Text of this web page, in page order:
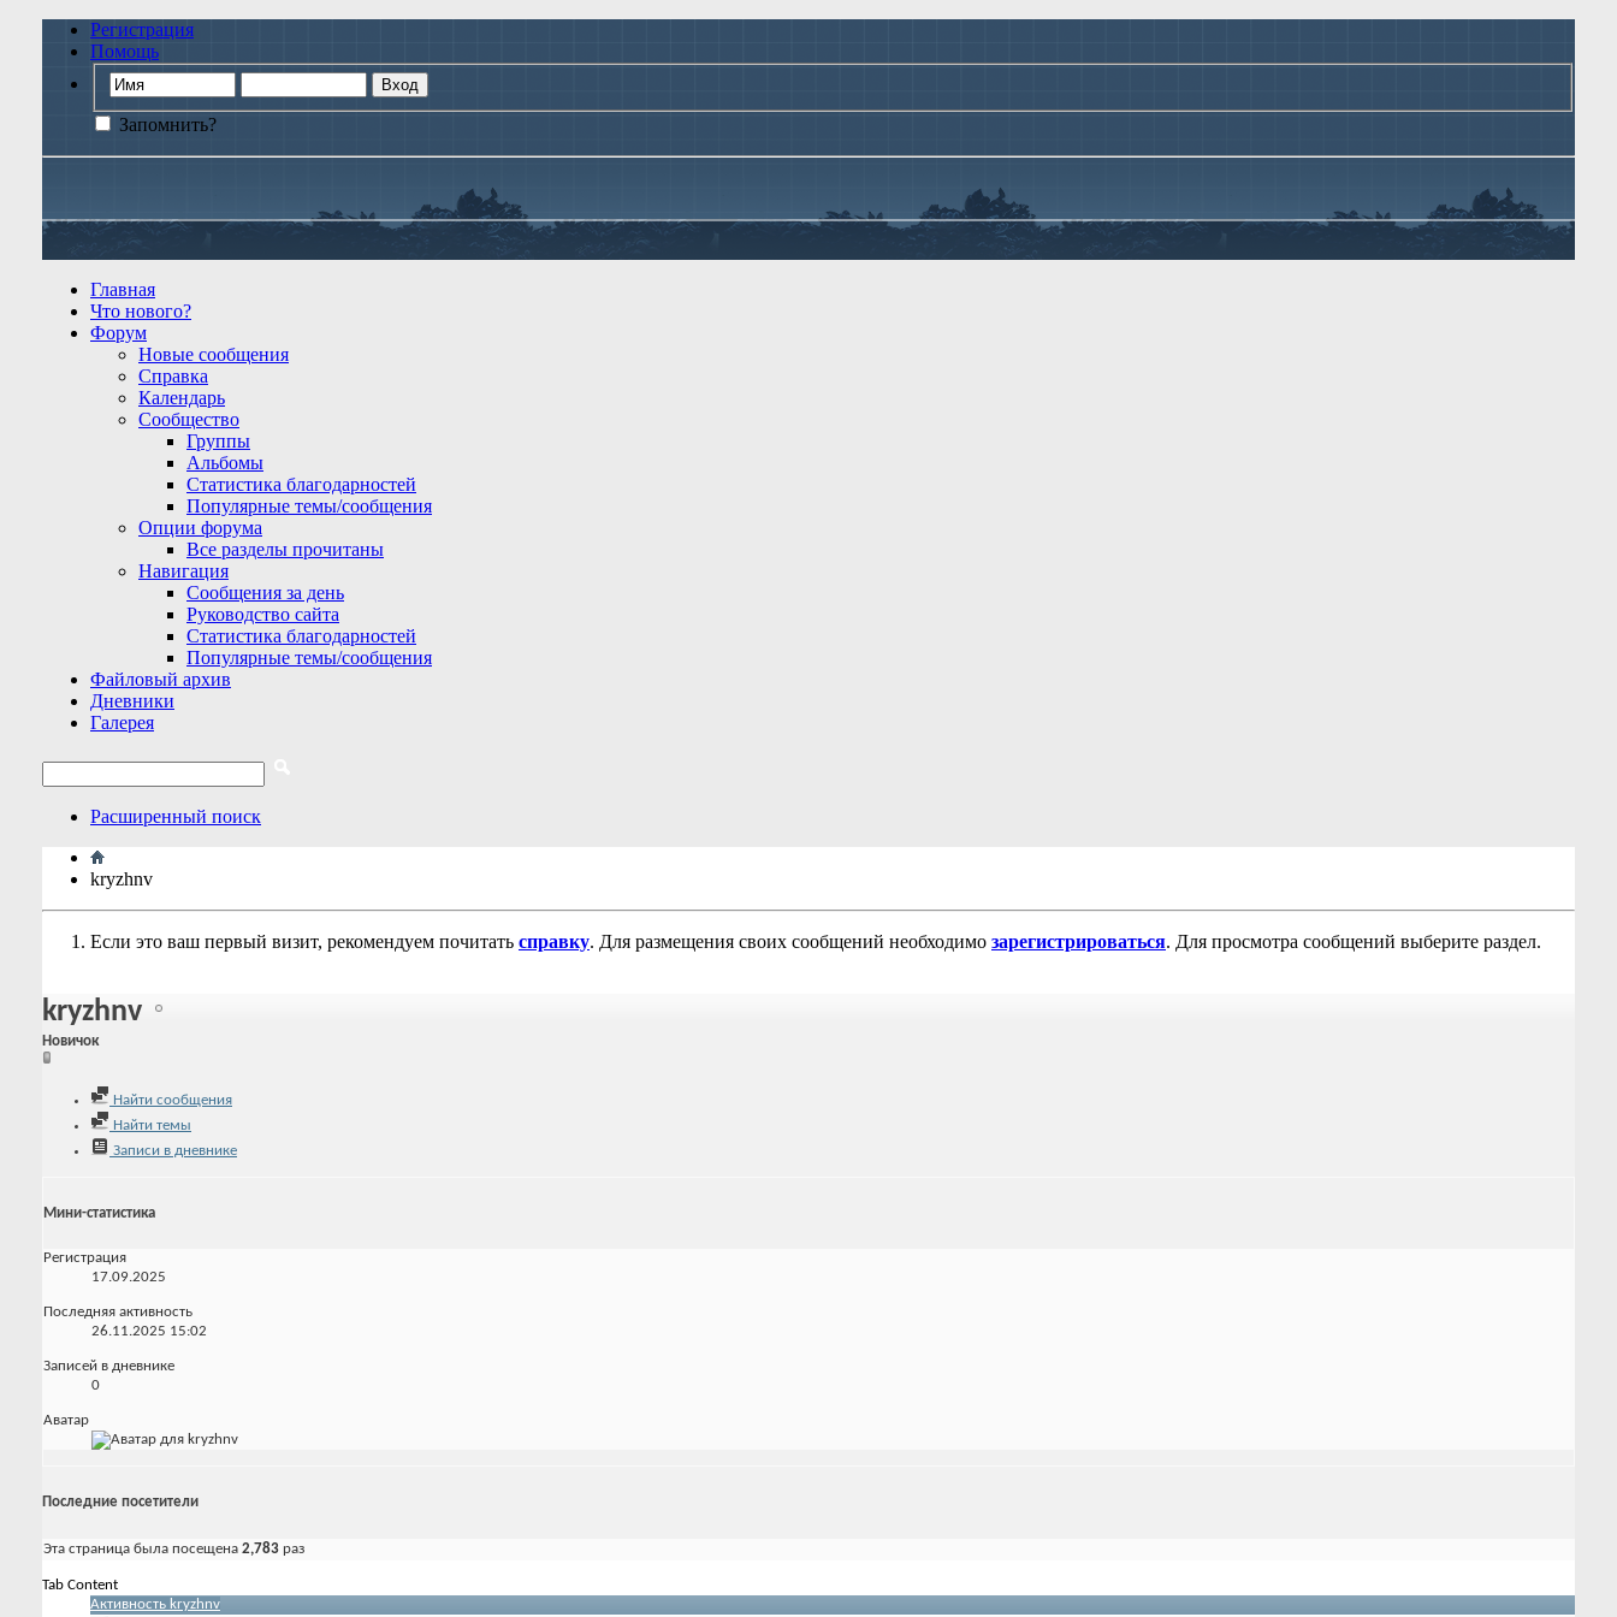
Регистрация
Помощь
Запомнить?
Главная
Что нового?
Форум
Новые сообщения
Справка
Календарь
Сообщество
Группы
Альбомы
Статистика благодарностей
Популярные темы/сообщения
Опции форума
Все разделы прочитаны
Навигация
Сообщения за день
Руководство сайта
Статистика благодарностей
Популярные темы/сообщения
Файловый архив
Дневники
Галерея
Расширенный поиск
kryzhnv
Если это ваш первый визит, рекомендуем почитать справку. Для размещения своих сообщений необходимо зарегистрироваться. Для просмотра сообщений выберите раздел.
kryzhnv
Новичок
Найти сообщения
Найти темы
Записи в дневнике
Мини-статистика
Регистрация
17.09.2025
Последняя активность
26.11.2025 15:02
Записей в дневнике
0
Аватар
Последние посетители
Эта страница была посещена 2,783 раз
Tab Content
Активность kryzhnv